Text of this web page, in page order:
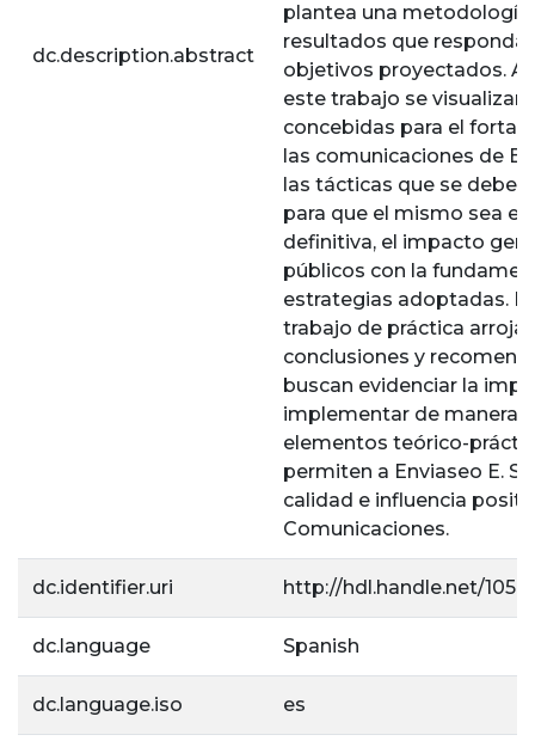
dc.description.abstract
plantea una metodología
resultados que
objetivos proyectados. A
este trabajo se
concebidas para el
las comunicaciones de
las tácticas que se
para que el mismo sea
definitiva, el impacto
públicos con la
estrategias adoptadas.
trabajo de práctica arroja
conclusiones y
buscan evidenciar la
implementar de manera
elementos teórico-
permiten a Enviaseo E. S.
calidad e influencia
Comunicaciones.
dc.identifier.uri http://hdl.handle.net/
dc.language Spanish
dc.language.iso es